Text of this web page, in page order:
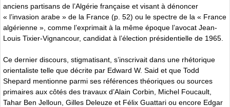
anciens partisans de l’Algérie française et visant à dénoncer
« l’invasion arabe » de la France (p. 52) ou le spectre de la « France
algérienne », comme l’exprimait à la même époque l’avocat Jean-
Louis Tixier-Vignancour, candidat à l’élection présidentielle de 1965.
Ce dernier discours, stigmatisant, s’inscrivait dans une rhétorique
orientaliste telle que décrite par Edward W. Said et que Todd
Shepard mentionne parmi ses références théoriques ou sources
primaires aux côtés des travaux d’Alain Corbin, Michel Foucault,
Tahar Ben Jelloun, Gilles Deleuze et Félix Guattari ou encore Edgar